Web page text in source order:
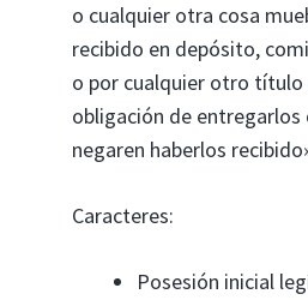
o cualquier otra cosa
recibido en depósito,
o por cualquier otro título
obligación de entregarlos
negaren haberlos
Caracteres:
Posesión inicial